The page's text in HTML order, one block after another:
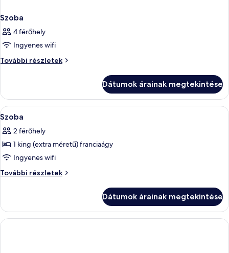
Szoba
4 férőhely
Ingyenes wifi
További részletek
Szoba
Dátumok árainak megtekintése
A
következő
szoba
összes
képének
megtekintése:
Hipoallergén ágynemű, minibár, széf
2
Szoba
2 férőhely
1 king (extra méretű) franciaágy
Ingyenes wifi
További részletek
Szoba
Dátumok árainak megtekintése